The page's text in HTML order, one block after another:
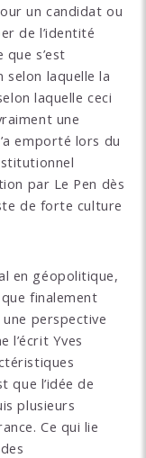
un candidat ou
de l’identité
s’est
laquelle la
laquelle ceci
une
emporté lors du
par Le Pen dès
de forte culture
en géopolitique,
finalement
perspective
l’écrit Yves
que l’idée de
plusieurs
Ce qui lie